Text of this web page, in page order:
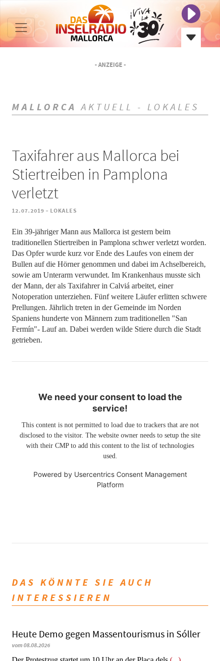
- ANZEIGE -
MALLORCA AKTUELL - LOKALES
Taxifahrer aus Mallorca bei
Stiertreiben in Pamplona
verletzt
12.07.2019 - LOKALES
Ein 39-jähriger Mann aus Mallorca ist gestern beim
traditionellen Stiertreiben in Pamplona schwer verletzt worden.
Das Opfer wurde kurz vor Ende des Laufes von einem der
Bullen auf die Hörner genommen und dabei im Achselbereich,
sowie am Unterarm verwundet. Im Krankenhaus musste sich
der Mann, der als Taxifahrer in Calviá arbeitet, einer
Notoperation unterziehen. Fünf weitere Läufer erlitten schwere
Prellungen. Jährlich treten in der Gemeinde im Norden
Spaniens hunderte von Männern zum traditionellen "San
Fermín"- Lauf an. Dabei werden wilde Stiere durch die Stadt
getrieben.
We need your consent to load the
service!
This content is not permitted to load due to trackers that are not
disclosed to the visitor. The website owner needs to setup the site
with their CMP to add this content to the list of technologies
used.
Powered by Usercentrics Consent Management
Platform
DAS KÖNNTE SIE AUCH
INTERESSIEREN
Heute Demo gegen Massentourismus in Sóller
vom 08.08.2026